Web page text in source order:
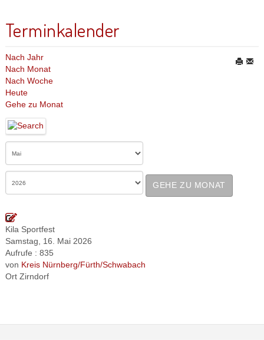
Terminkalender
Nach Jahr
Nach Monat
Nach Woche
Heute
Gehe zu Monat
GEHE ZU MONAT
Kila Sportfest
Samstag, 16. Mai 2026
Aufrufe : 835
von Kreis Nürnberg/Fürth/Schwabach
Ort Zirndorf